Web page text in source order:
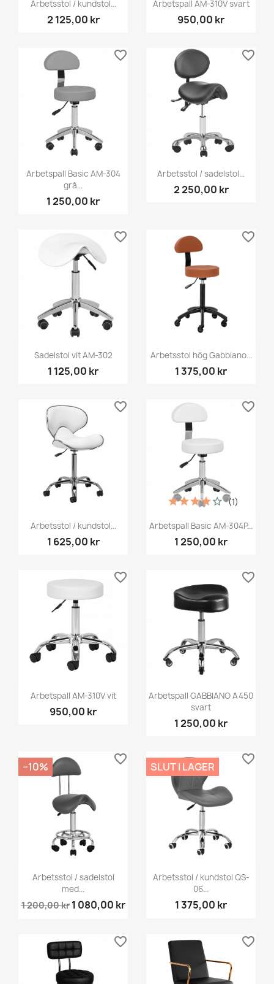
Arbetsstol / kundstol...
2 125,00 kr
Arbetspall AM-310V svart
950,00 kr
Arbetspall Basic AM-304
grå...
1 250,00 kr
favorite_border
Arbetsstol / sadelstol...
2 250,00 kr
favorite_border
Sadelstol vit AM-302
1 125,00 kr
favorite_border
Arbetsstol hög Gabbiano...
1 375,00 kr
favorite_border
Arbetsstol / kundstol...
1 625,00 kr
favorite_border
Arbetspall Basic AM-304P...
1 250,00 kr
(1)
favorite_border
Arbetspall AM-310V vit
950,00 kr
favorite_border
Arbetspall GABBIANO A450
svart
1 250,00 kr
favorite_border
Arbetsstol / sadelstol
med...
1 200,00 kr 1 080,00 kr
−10%
favorite_border
Arbetsstol / kundstol QS-
06...
1 375,00 kr
SLUT I LAGER
favorite_border
favorite_border favorite_border